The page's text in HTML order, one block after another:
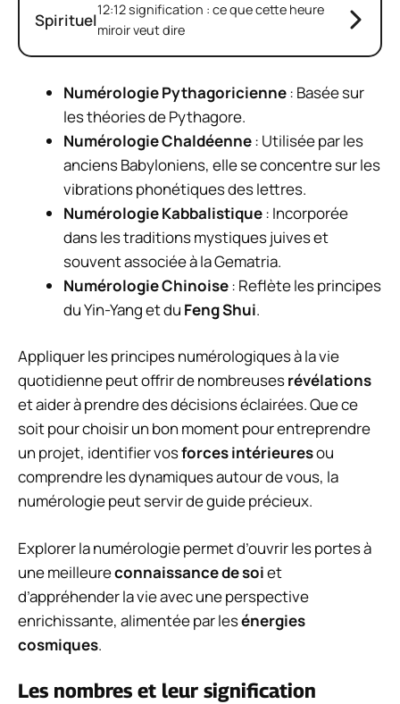
Spirituel12:12 signification : ce que cette heure
miroir veut dire
Numérologie Pythagoricienne: Basée sur
les théories de Pythagore.
Numérologie Chaldéenne: Utilisée par les
anciens Babyloniens, elle se concentre sur les
vibrations phonétiques des lettres.
Numérologie Kabbalistique: Incorporée
dans les traditions mystiques juives et
souvent associée à la Gematria.
Numérologie Chinoise: Reflète les principes
du Yin-Yang et du Feng Shui.
Appliquer les principes numérologiques à la vie
quotidienne peut offrir de nombreusesrévélations
et aider à prendre des décisions éclairées. Que ce
soit pour choisir un bon moment pour entreprendre
un projet, identifier vosforces intérieuresou
comprendre les dynamiques autour de vous, la
numérologie peut servir de guide précieux.
Explorer la numérologie permet d’ouvrir les portes à
une meilleureconnaissance de soiet
d’appréhender la vie avec une perspective
enrichissante, alimentée par lesénergies
cosmiques.
Les nombres et leur signification